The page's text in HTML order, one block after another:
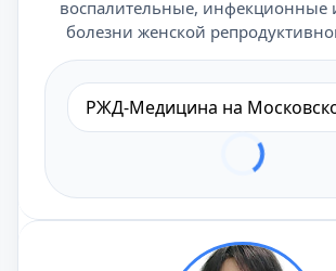
воспалительные, инфекционные
болезни женской
РЖД-Медицина на